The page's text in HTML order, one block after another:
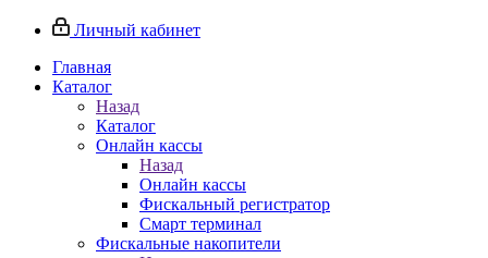
Личный кабинет
Главная
Каталог
Назад
Каталог
Онлайн кассы
Назад
Онлайн кассы
Фискальный регистратор
Смарт терминал
Фискальные накопители